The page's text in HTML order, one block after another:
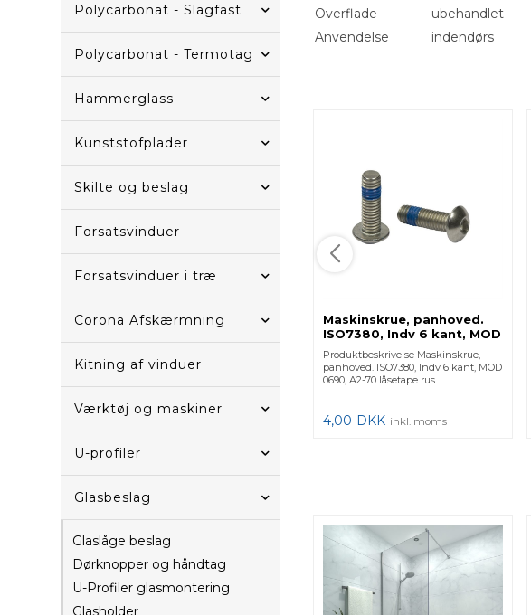
Polycarbonat - Slagfast
Polycarbonat - Termotag
Hammerglass
Kunststofplader
Skilte og beslag
Forsatsvinduer
Forsatsvinduer i træ
Corona Afskærmning
Kitning af vinduer
Værktøj og maskiner
U-profiler
Glasbeslag
Glaslåge beslag
Dørknopper og håndtag
U-Profiler glasmontering
Glasholder
Overflade
ubehandlet
Anvendelse
indendørs
Maskinskrue, panhoved.
ISO7380, Indv 6 kant, MOD
0690, A2-70 - (230690510)
230690-510 - 1 Stk.
Produktbeskrivelse Maskinskrue,
panhoved. ISO7380, Indv 6 kant, MOD
0690, A2-70 låsetape rus...
4,00 DKK inkl. moms